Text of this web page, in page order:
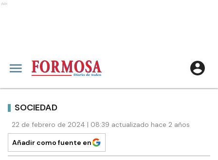
Ads
SOCIEDAD
22 de febrero de 2024 | 08:39 actualizado hace 2 años
Añadir como fuente en